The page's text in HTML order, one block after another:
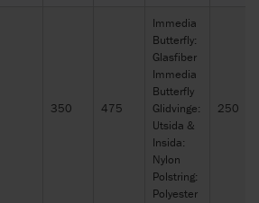
350 475
Immedia
Butterfly:
Glasfiber
Immedia
Butterfly
Glidvinge:
Utsida &
Insida:
Nylon
Polstring:
Polyester
250